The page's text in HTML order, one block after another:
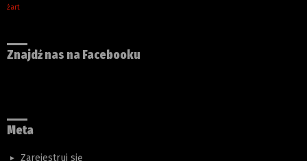
żart
Znajdź nas na Facebooku
Meta
Zarejestruj się